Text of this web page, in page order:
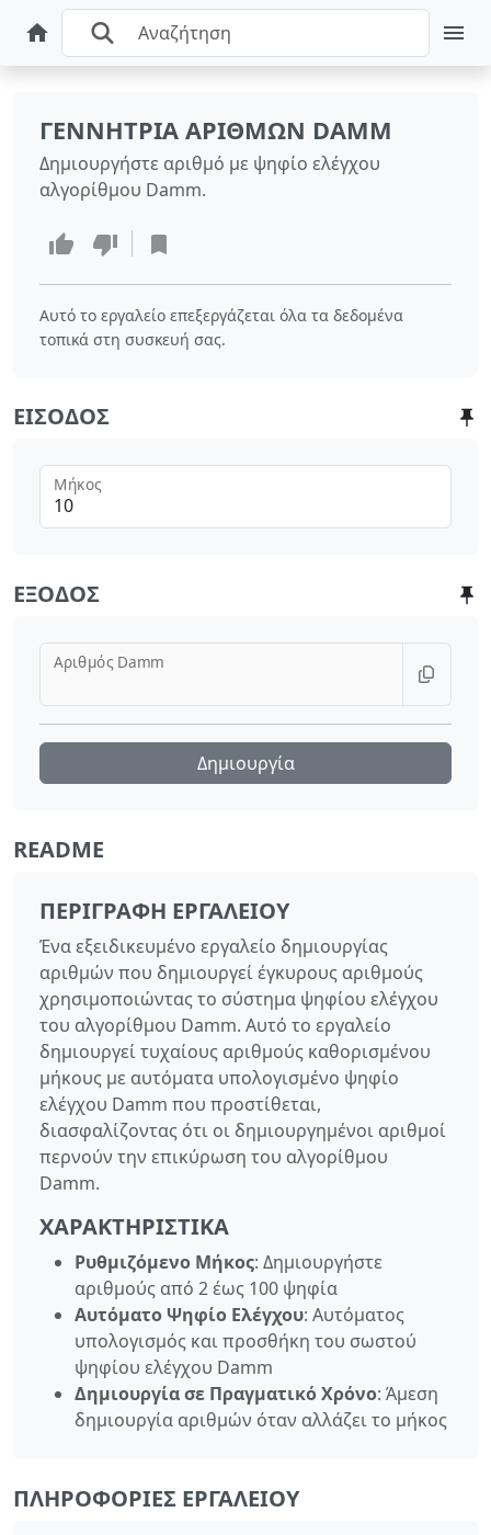
ΓΕΝΝΉΤΡΙΑ ΑΡΙΘΜΏΝ DAMM
Δημιουργήστε αριθμό με ψηφίο ελέγχου
αλγορίθμου Damm.
Αυτό το εργαλείο επεξεργάζεται όλα τα δεδομένα
τοπικά στη συσκευή σας.
ΕΊΣΟΔΟΣ
Μήκος
ΈΞΟΔΟΣ
Αριθμός Damm
Δημιουργία
README
ΠΕΡΙΓΡΑΦΉ ΕΡΓΑΛΕΊΟΥ
Ένα εξειδικευμένο εργαλείο δημιουργίας
αριθμών που δημιουργεί έγκυρους αριθμούς
χρησιμοποιώντας το σύστημα ψηφίου ελέγχου
του αλγορίθμου Damm. Αυτό το εργαλείο
δημιουργεί τυχαίους αριθμούς καθορισμένου
μήκους με αυτόματα υπολογισμένο ψηφίο
ελέγχου Damm που προστίθεται,
διασφαλίζοντας ότι οι δημιουργημένοι αριθμοί
περνούν την επικύρωση του αλγορίθμου
Damm.
ΧΑΡΑΚΤΗΡΙΣΤΙΚΆ
Ρυθμιζόμενο Μήκος: Δημιουργήστε
αριθμούς από 2 έως 100 ψηφία
Αυτόματο Ψηφίο Ελέγχου: Αυτόματος
υπολογισμός και προσθήκη του σωστού
ψηφίου ελέγχου Damm
Δημιουργία σε Πραγματικό Χρόνο: Άμεση
δημιουργία αριθμών όταν αλλάζει το μήκος
ΠΛΗΡΟΦΟΡΊΕΣ ΕΡΓΑΛΕΊΟΥ